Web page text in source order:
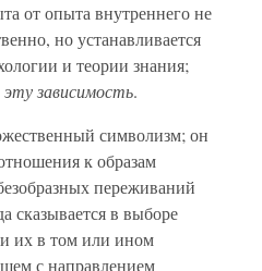
от опыта внутреннего не
но устанавливается
и теории знания;
зависимость.
символизм; он
к образам
переживаний
сказывается в выборе
их в том или ином
с направлением